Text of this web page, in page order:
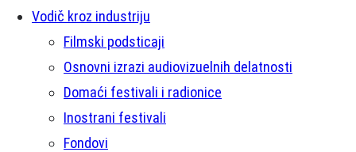
Vodič kroz industriju
Filmski podsticaji
Osnovni izrazi audiovizuelnih delatnosti
Domaći festivali i radionice
Inostrani festivali
Fondovi